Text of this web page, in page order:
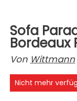
Sofa
Bordeaux
Von Wittmann
Nicht mehr